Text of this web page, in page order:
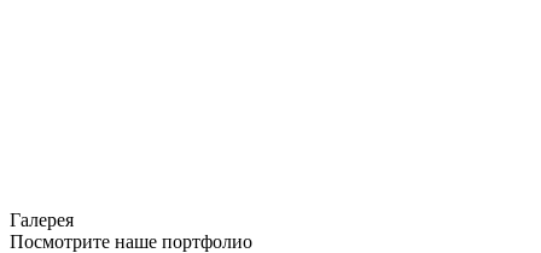
Галерея
Посмотрите наше портфолио